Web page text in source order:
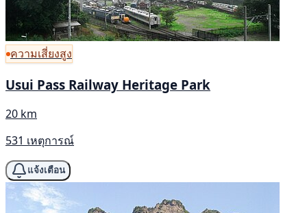
ความเสี่ยงสูง
Usui Pass Railway Heritage Park
20 km
531 เหตุการณ์
แจ้งเตือน